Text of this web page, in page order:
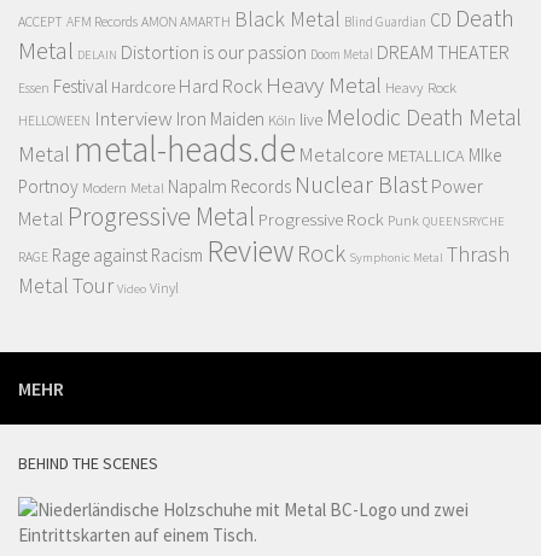
ACCEPT AFM Records AMON AMARTH Black Metal Blind Guardian CD Death
Metal DELAIN Distortion is our passion Doom Metal DREAM THEATER
Essen Festival Hardcore Hard Rock Heavy Metal Heavy Rock
HELLOWEEN Interview Iron Maiden Köln live Melodic Death Metal
Metal metal-heads.de Metalcore METALLICA MIke
Portnoy Modern Metal Napalm Records Nuclear Blast Power
Metal Progressive Metal Progressive Rock Punk QUEENSRYCHE
RAGE Rage against Racism Review Rock Symphonic Metal Thrash
MetalTour Video Vinyl
MEHR
BEHIND THE SCENES